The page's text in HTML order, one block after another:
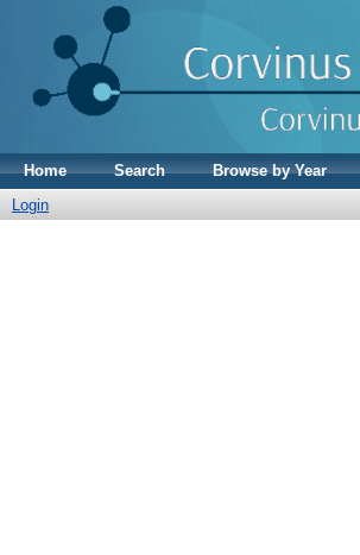
Home Search Browse by Year
Login